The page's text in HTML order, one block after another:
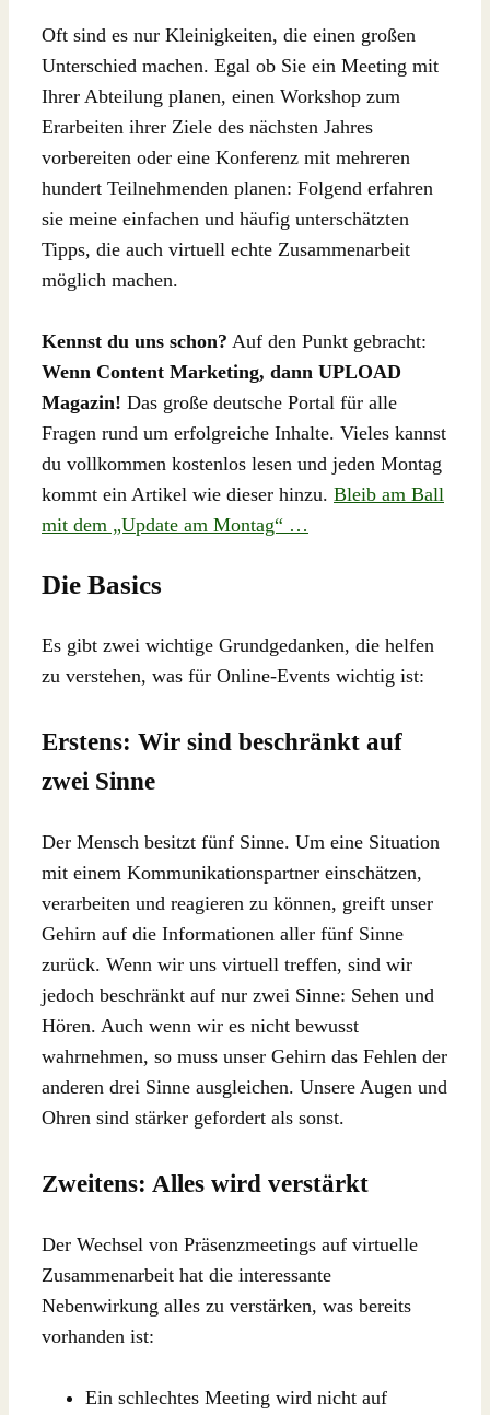
Oft sind es nur Kleinigkeiten, die einen großen
Unterschied machen. Egal ob Sie ein Meeting mit
Ihrer Abteilung planen, einen Workshop zum
Erarbeiten ihrer Ziele des nächsten Jahres
vorbereiten oder eine Konferenz mit mehreren
hundert Teilnehmenden planen: Folgend erfahren
sie meine einfachen und häufig unterschätzten
Tipps, die auch virtuell echte Zusammenarbeit
möglich machen.
Kennst du uns schon? Auf den Punkt gebracht:
Wenn Content Marketing, dann UPLOAD
Magazin! Das große deutsche Portal für alle
Fragen rund um erfolgreiche Inhalte. Vieles kannst
du vollkommen kostenlos lesen und jeden Montag
kommt ein Artikel wie dieser hinzu. Bleib am Ball
mit dem „Update am Montag“ …
Die Basics
Es gibt zwei wichtige Grundgedanken, die helfen
zu verstehen, was für Online-Events wichtig ist:
Erstens: Wir sind beschränkt auf
zwei Sinne
Der Mensch besitzt fünf Sinne. Um eine Situation
mit einem Kommunikationspartner einschätzen,
verarbeiten und reagieren zu können, greift unser
Gehirn auf die Informationen aller fünf Sinne
zurück. Wenn wir uns virtuell treffen, sind wir
jedoch beschränkt auf nur zwei Sinne: Sehen und
Hören. Auch wenn wir es nicht bewusst
wahrnehmen, so muss unser Gehirn das Fehlen der
anderen drei Sinne ausgleichen. Unsere Augen und
Ohren sind stärker gefordert als sonst.
Zweitens: Alles wird verstärkt
Der Wechsel von Präsenzmeetings auf virtuelle
Zusammenarbeit hat die interessante
Nebenwirkung alles zu verstärken, was bereits
vorhanden ist:
Ein schlechtes Meeting wird nicht auf